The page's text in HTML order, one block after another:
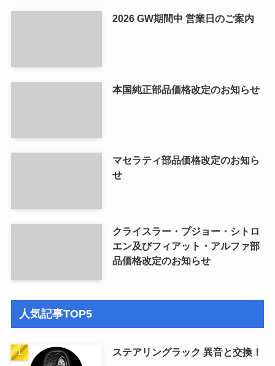
2026 GW期間中 営業日のご案内
本国純正部品価格改定のお知らせ
マセラティ部品価格改定のお知ら
せ
クライスラー・プジョー・シトロ
エン及びフィアット・アルファ部
品価格改定のお知らせ
人気記事TOP5
ステアリングラック 異音と交換！